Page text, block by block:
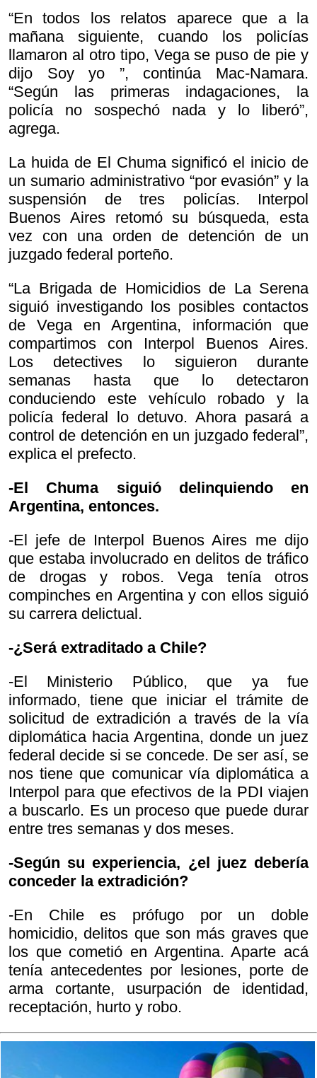
“En todos los relatos aparece que a la
mañana siguiente, cuando los policías
llamaron al otro tipo, Vega se puso de pie y
dijo Soy yo ”, continúa Mac-Namara.
“Según las primeras indagaciones, la
policía no sospechó nada y lo liberó”,
agrega.
La huida de El Chuma significó el inicio de
un sumario administrativo “por evasión” y la
suspensión de tres policías. Interpol
Buenos Aires retomó su búsqueda, esta
vez con una orden de detención de un
juzgado federal porteño.
“La Brigada de Homicidios de La Serena
siguió investigando los posibles contactos
de Vega en Argentina, información que
compartimos con Interpol Buenos Aires.
Los detectives lo siguieron durante
semanas hasta que lo detectaron
conduciendo este vehículo robado y la
policía federal lo detuvo. Ahora pasará a
control de detención en un juzgado federal”,
explica el prefecto.
-El Chuma siguió delinquiendo en
Argentina, entonces.
-El jefe de Interpol Buenos Aires me dijo
que estaba involucrado en delitos de tráfico
de drogas y robos. Vega tenía otros
compinches en Argentina y con ellos siguió
su carrera delictual.
-¿Será extraditado a Chile?
-El Ministerio Público, que ya fue
informado, tiene que iniciar el trámite de
solicitud de extradición a través de la vía
diplomática hacia Argentina, donde un juez
federal decide si se concede. De ser así, se
nos tiene que comunicar vía diplomática a
Interpol para que efectivos de la PDI viajen
a buscarlo. Es un proceso que puede durar
entre tres semanas y dos meses.
-Según su experiencia, ¿el juez debería
conceder la extradición?
-En Chile es prófugo por un doble
homicidio, delitos que son más graves que
los que cometió en Argentina. Aparte acá
tenía antecedentes por lesiones, porte de
arma cortante, usurpación de identidad,
receptación, hurto y robo.